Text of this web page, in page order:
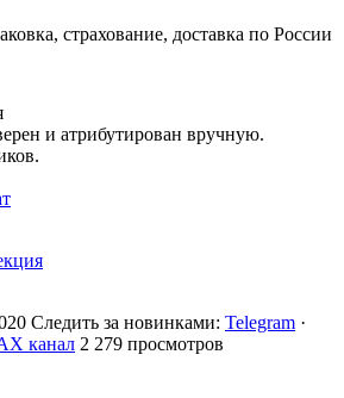
страхование, доставка по России
и атрибутирован вручную.
Следить за новинками: Telegram ·
канал 2 279 просмотров